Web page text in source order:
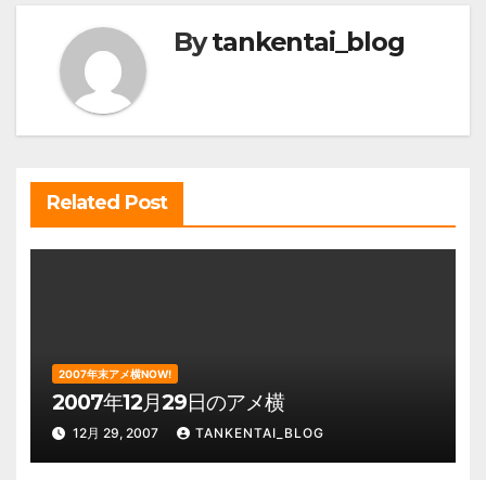
ゲ
ー
シ
ョ
ン
Bytankentai_blog
Related Post
2007年末アメ横NOW!
2007年12月29日のアメ横
12月 29, 2007 TANKENTAI_BLOG